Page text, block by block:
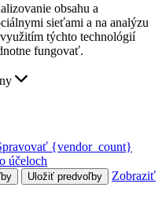
obsahu a
sieťami a na analýzu
týchto technológií
fungovať.
{vendor_count}
účeloch
Uložiť predvoľby
Zobraziť